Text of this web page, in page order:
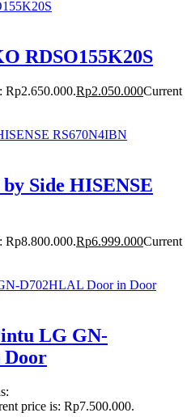
RDSO155K20S
Rp2.650.000.Rp2.050.000Current
Side HISENSE
Rp8.800.000.Rp6.999.000Current
LG GN-
Door
price is: Rp7.500.000.